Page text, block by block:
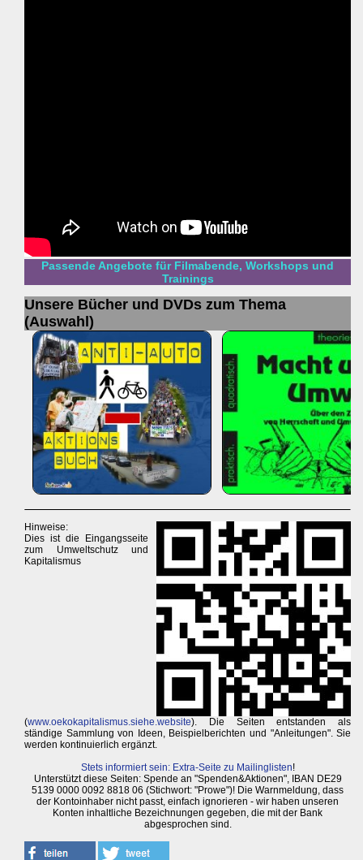
Passende Angebote für Filmabende, Workshops und
Trainings
Unsere Bücher und DVDs zum Thema
(Auswahl)
Hinweise:
Dies ist die Eingangsseite
zum Umweltschutz und
Kapitalismus
(www.oekokapitalismus.siehe.website). Die Seiten entstanden als
ständige Sammlung von Ideen, Beispielberichten und "Anleitungen". Sie
werden kontinuierlich ergänzt.
Stets informiert sein: Extra-Seite zu Mailinglisten!
Unterstützt diese Seiten: Spende an "Spenden&Aktionen", IBAN DE29
5139 0000 0092 8818 06 (Stichwort: "Prowe")! Die Warnmeldung, dass
der Kontoinhaber nicht passt, einfach ignorieren - wir haben unseren
Konten inhaltliche Bezeichnungen gegeben, die mit der Bank
abgesprochen sind.